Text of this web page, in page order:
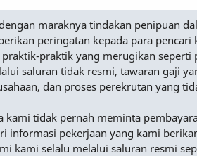
maraknya tindakan penipuan
peringatan kepada para pencari
praktik yang merugikan seperti
saluran tidak resmi, tawaran gaji
dan proses perekrutan yang
kami tidak pernah meminta
informasi pekerjaan yang kami
kami selalu melalui saluran resmi